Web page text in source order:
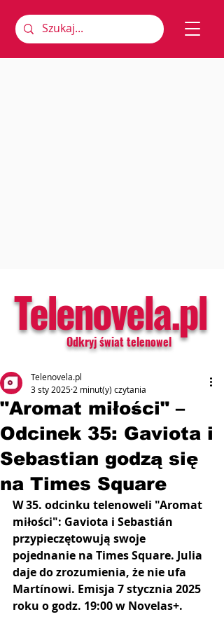
Telenovela.pl
Odkryj świat telenowel
"Aromat miłości" –
Odcinek 35: Gaviota i
Sebastian godzą się
na Times Square
Telenovela.pl
3 sty 2025 2 minut(y) czytania
W 35. odcinku telenoweli "Aromat
miłości": Gaviota i Sebastián
przypieczętowują swoje
pojednanie na Times Square. Julia
daje do zrozumienia, że ​​nie ufa
Martínowi. Emisja 7 stycznia 2025
roku o godz. 19:00 w Novelas+.